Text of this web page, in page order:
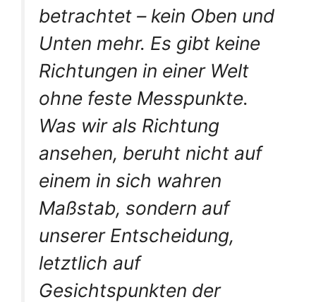
betrachtet – kein Oben und
Unten mehr. Es gibt keine
Richtungen in einer Welt
ohne feste Messpunkte.
Was wir als Richtung
ansehen, beruht nicht auf
einem in sich wahren
Maßstab, sondern auf
unserer Entscheidung,
letztlich auf
Gesichtspunkten der